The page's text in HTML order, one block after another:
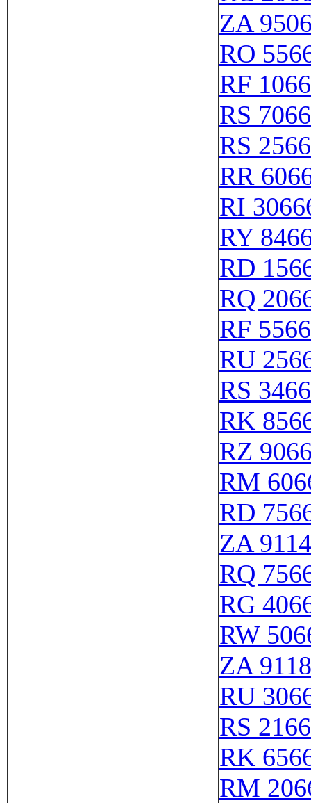
ZA
RO
RF
RS
RS
RR
RI
RY
RD
RQ
RF
RU
RS
RK
RZ
RM
RD
ZA
RQ
RG
RW
ZA
RU
RS
RK
RM